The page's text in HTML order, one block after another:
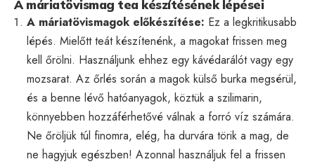
A máriatövismag tea készítésének lépései
A máriatövismagok előkészítése: Ez a legkritikusabb
lépés. Mielőtt teát készítenénk, a magokat frissen meg
kell őrölni. Használjunk ehhez egy kávédarálót vagy egy
mozsarat. Az őrlés során a magok külső burka megsérül,
és a benne lévő hatóanyagok, köztük a szilimarin,
könnyebben hozzáférhetővé válnak a forró víz számára.
Ne őröljük túl finomra, elég, ha durvára törik a mag, de
ne hagyjuk egészben! Azonnal használjuk fel a frissen